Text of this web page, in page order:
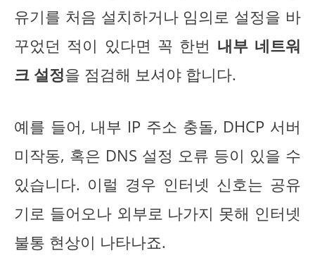
유기를 처음 설치하거나 임의로 설정을 바
꾸었던 적이 있다면 꼭 한번 내부 네트워
크 설정을 점검해 보셔야 합니다.
예를 들어, 내부 IP 주소 충돌, DHCP 서버
미작동, 혹은 DNS 설정 오류 등이 있을 수
있습니다. 이럴 경우 인터넷 신호는 공유
기로 들어오나 외부로 나가지 못해 인터넷
불통 현상이 나타나죠.